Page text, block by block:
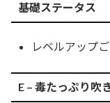
基礎ステータス
レベルアップ
E – 毒たっぷり吹